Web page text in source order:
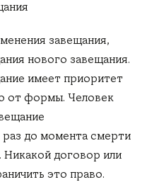
завещания,
нового завещания.
имеет приоритет
от формы. Человек
раз до момента смерти
Никакой договор или
это право.